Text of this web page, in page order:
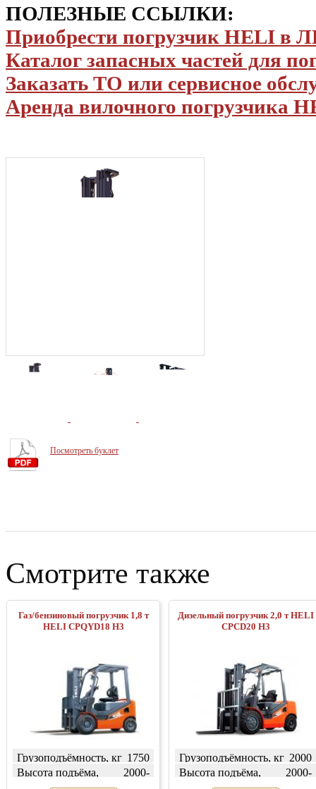
ПОЛЕЗНЫЕ ССЫЛКИ:
Приобрести погрузчик HELI в
Каталог запасных частей для
Заказать ТО или сервисное
Аренда вилочного погрузчика
Посмотреть буклет
Смотрите также
Газ/бензиновый погрузчик 1,8 т
HELI CPQYD18 H3
Грузоподъёмность, кг 1750
Высота подъёма,
2000-
Дизельный погрузчик 2,0 т HELI
CPCD20 H3
Грузоподъёмность, кг 2000
Высота подъёма,
2000-